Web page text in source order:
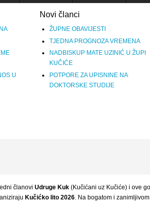
U
Novi članci
ŽUPNE OBAVIJESTI
TJEDNA PROGNOZA VREMENA
NADBISKUP MATE UZINIĆ U ŽUPI
KUČIĆE
POTPORE ZA UPISNINE NA
DOKTORSKE STUDIJE
članovi Udruge Kuk(Kučićani uz Kučiće) i ove
Kučićko lito 2026. Na bogatom i zanimljivom